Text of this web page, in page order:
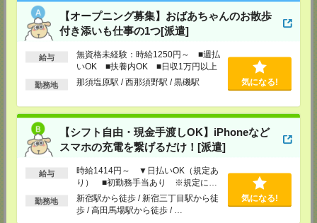
【オープニング募集】おばあちゃんのお散歩
付き添いも仕事の1つ[派遣]
給与
無資格未経験：時給1250円～ ■週払
いOK ■扶養内OK ■日収1万円以上
勤務地 那須塩原駅 / 西那須野駅 / 黒磯駅 気になる!
【シフト自由・現金手渡しOK】iPhoneなど
スマホの充電を繋げるだけ！[派遣]
給与
時給1414円～ ▼日払いOK（規定あ
り） ■初勤務手当あり ※規定によ
る
勤務地
新宿駅から徒歩 / 新宿三丁目駅から徒
歩 / 高田馬場駅から徒歩 / …
気になる!
〒180-0004 東京都武蔵野市吉祥寺本町1丁目14番5号 吉祥寺本町ビル5F
TEL：0422-23-0901
FAX：0422-23-0905
担当：採用担当
町田介護オフィス
〒194-0022 東京都町田市森野1丁目36番14号 ビオレ町田ビル3F
TEL：042-728-3021
FAX：042-728-3025
担当：採用担当
川崎医療オフィス・横浜医療オフィス
〒210-0007 神奈川県川崎市川崎区駅前本町3-1 NMF川崎東口ビル7F
TEL：044-233-3501
FAX：044-233-4305
担当：採用担当者
横浜介護オフィス